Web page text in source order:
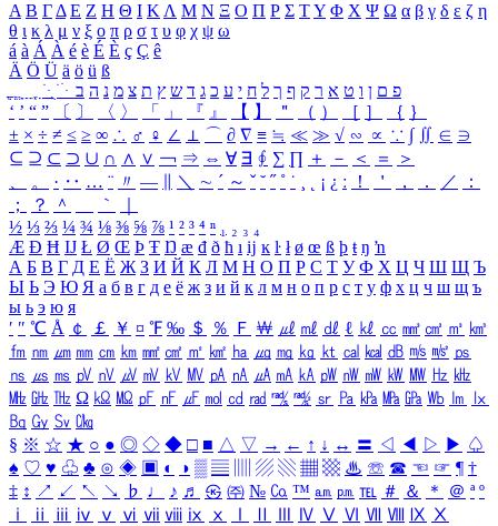
Α Β ΓΔ Ε Ζ Η Θ Ι ΚΛ Μ Ν Ξ Ο Π Ρ Σ ΤΥ Φ Χ Ψ Ω α β γ δ ε ζ η
θ ι κ λ μ ν ξ ο π ρ σ τ υ φ χ ψ ω
á à Á À é è É È ç Ç ê
Ä Ö Ü ä ö ü ß
ִֶֹ ֻּ ׁׂ פ ם ן ו ט א ר ק ף ך ל ח י ע כ ג ד ש ץ ת צ מ נ ה ב
‘ ’ “ ” 〔 〕 〈 〉 「 」 『 』 【 】 ＂ （ ） ［ ］ ｛ ｝
± × ÷ ≠ ≤ ≥ ∞ ∴ ♂ ♀ ∠ ⊥ ⌒ ∂ ∇ ≡ ≒ ≪ ≫ √ ∽ ∝ ∵ ∫ ∬ ∈ ∋
⊆ ⊇ ⊂ ⊃ ∪ ∩ ∧ ∨ ￢ ⇒ ⇔ ∀ ∃ ∮ ∑ ∏ ＋ － ＜ ＝
＞
、
。 · ‥ … ¨ 〃 ― ＼ ∼ ´ ～ ˇ ˘ ˝ ˚ ˙ ¸ ¡ ¿ ː ！ ＇ ， ． ／
：
；
？ ＾ ｀
½ ⅓ ⅔ ¼ ¾ ⅛ ⅜ ⅝ ⅞ ¹ ² ³ ⁴ ⁿ ₁ ₂ ₃ ₄
Æ Ð Ħ Ĳ Ł Ø Œ Þ Ŧ Ŋ æ đ ð ħ ı ĳ ĸ ŀ ł ø œ ß þ ŧ ŋ ŉ
А Б В Г Д Е Ё Ж З И Й К Л М Н О П Р С Т У Ф Х Ц Ч Ш Щ Ъ
Ы Ь Э Ю Я а б в г д е ё ж з и й к л м н о п р с т у ф х ц ч ш щ ъ
ы ь э ю я
′ ″ ℃ Å ￠ ￡ ￥ ¤ ℉ ‰ ＄ ％ Ｆ ￦ ㎕ ㎖ ㎗ ℓ ㎘ ㏄ ㎣ ㎤ ㎥ ㎦
㎙ ㎚ ㎛ ㎜ ㎝ ㎞ ㎟ ㎠ ㎡ ㎢ ㏊ ㎍ ㎎ ㎏ ㏏ ㎈ ㎉ ㏈ ㎧ ㎨ ㎰
㎱ ㎲ ㎳ ㎴ ㎵ ㎶ ㎷ ㎸ ㎹ ㎀ ㎁ ㎂ ㎃ ㎄ ㎺ ㎻ ㎽ ㎾ ㎿ ㎐ ㎑
㎒ ㎓ ㎔ Ω ㏀ ㏁ ㎊ ㎋ ㎌ ㏖ ㏅ ㎭ ㎮ ㎯ ㏛ ㎩ ㎪ ㎫ ㎬ ㏝ ㏐
㏓
㏃ ㏉ ㏜ ㏆
§ ※ ☆ ★ ○ ● ◎ ◇ ◆ □ ■ △ ▽ → ← ↑ ↓ ↔ 〓 ◁ ◀ ▷ ▶ ♤
♠ ♡ ♥ ♧ ♣ ⊙ ◈ ▣ ◐ ◑ ▒ ▤ ▨ ▧ ▦ ▩ ♨ ☏ ☎ ☜ ☞ ¶ †
‡ ↕ ↗ ↙ ↖ ↘ ♭ ♩ ♪ ♬ ㉿ ㈜ № ㏇ ™ ㏂ ㏘ ℡ ＃ ＆ ＊ ＠ ª º
ⅰ
ⅱ ⅲ ⅳ ⅴ ⅵ ⅶ ⅷ ⅸ ⅹ Ⅳ Ⅴ Ⅵ Ⅶ Ⅷ Ⅸ Ⅹ